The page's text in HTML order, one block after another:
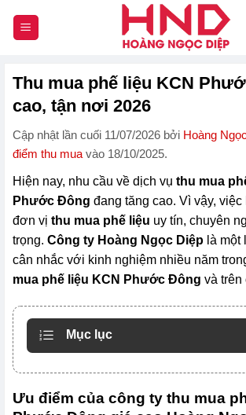
đến
Thu mua phế liệu KCN
cao, tận nơi 2026
Cập nhật lần cuối 11/07/2026 bởi Hoàng
điểm thu muavào 18/10/2025.
Hiện nay, nhu cầu về dịch vụ thu mua
Phước Đông đang tăng cao. Vì vậy,
đơn vị thu mua phế liệu uy tín, chuyên
trọng. Công ty Hoàng Ngọc Diệplà một
cân nhắc với kinh nghiệm nhiều năm
mua phế liệu KCN Phước Đông và
Mục lục
Ưu điểm của công ty thu mua